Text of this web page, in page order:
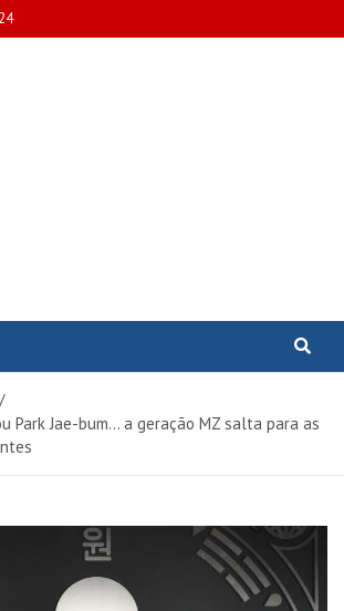
de TV,
Park Jae-bum… a geração MZ salta para as